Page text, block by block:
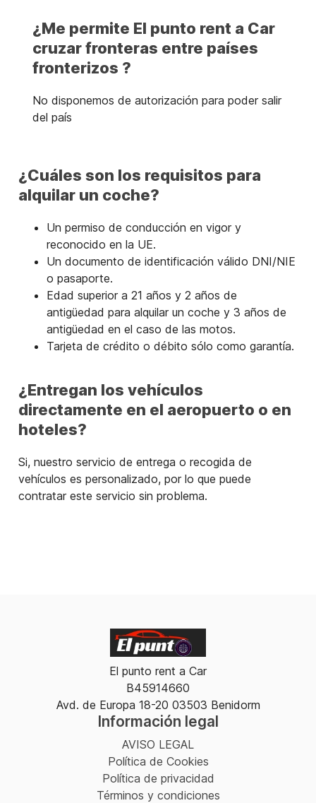
¿Me permite El punto rent a Car
cruzar fronteras entre países
fronterizos ?
No disponemos de autorización para poder salir
del país
¿Cuáles son los requisitos para
alquilar un coche?
Un permiso de conducción en vigor y
reconocido en la UE.
Un documento de identificación válido DNI/NIE
o pasaporte.
Edad superior a 21 años y 2 años de
antigüedad para alquilar un coche y 3 años de
antigüedad en el caso de las motos.
Tarjeta de crédito o débito sólo como garantía.
¿Entregan los vehículos
directamente en el aeropuerto o en
hoteles?
Si, nuestro servicio de entrega o recogida de
vehículos es personalizado, por lo que puede
contratar este servicio sin problema.
El punto rent a Car
B45914660
Avd. de Europa 18-20 03503 Benidorm
Información legal
AVISO LEGAL
Política de Cookies
Política de privacidad
Términos y condiciones